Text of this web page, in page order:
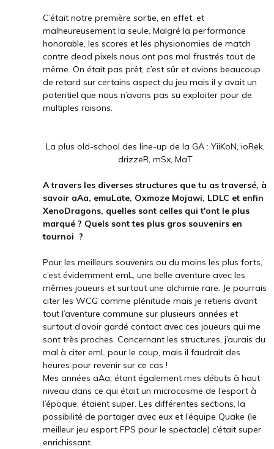
C’était notre première sortie, en effet, et
malheureusement la seule. Malgré la performance
honorable, les scores et les physionomies de match
contre dead pixels nous ont pas mal frustrés tout de
même. On était pas prêt, c’est sûr et avions beaucoup
de retard sur certains aspect du jeu mais il y avait un
potentiel que nous n’avons pas su exploiter pour de
multiples raisons.
La plus old-school des line-up de la GA : YiiKoN, ioRek,
drizzeR, mSx, MaT
A travers les diverses structures que tu as traversé, à
savoir aAa, emuLate, Oxmoze Mojawi, LDLC et enfin
XenoDragons, quelles sont celles qui t'ont le plus
marqué ? Quels sont tes plus gros souvenirs en
tournoi ?
Pour les meilleurs souvenirs ou du moins les plus forts,
c’est évidemment emL, une belle aventure avec les
mêmes joueurs et surtout une alchimie rare. Je pourrais
citer les WCG comme plénitude mais je retiens avant
tout l’aventure commune sur plusieurs années et
surtout d’avoir gardé contact avec ces joueurs qui me
sont très proches. Concernant les structures, j’aurais du
mal à citer emL pour le coup, mais il faudrait des
heures pour revenir sur ce cas !
Mes années aAa, étant également mes débuts à haut
niveau dans ce qui était un microcosme de l’esport à
l’époque, étaient super. Les différentes sections, la
possibilité de partager avec eux et l’équipe Quake (le
meilleur jeu esport FPS pour le spectacle) c’était super
enrichissant.